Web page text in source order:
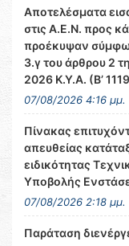
Αποτελέσματα
στις Α.Ε.Ν. προς
προέκυψαν
3.γ του άρθρου 2
2026 Κ.Υ.Α. (Β’
07/08/2026 4:16 μμ.
Πίνακας
απευθείας
ειδικότητας
Υποβολής
07/08/2026 2:18 μμ.
Παράταση